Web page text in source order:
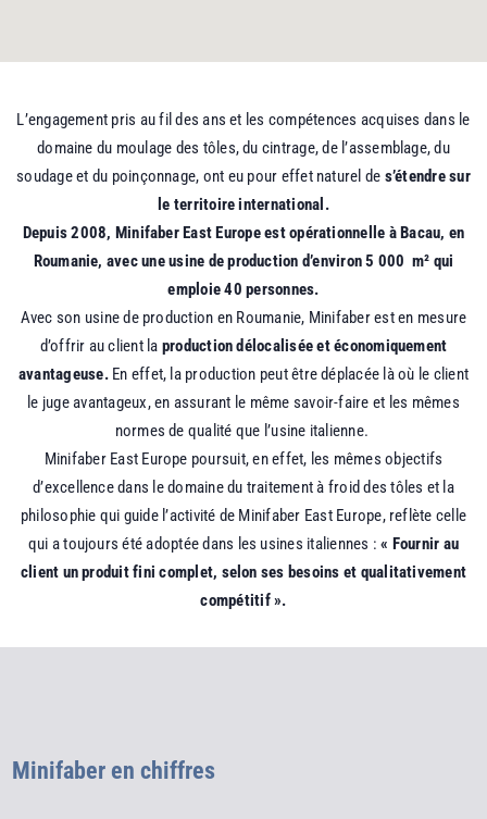
L’engagement pris au fil des ans et les compétences acquises dans le
domaine du moulage des tôles, du cintrage, de l’assemblage, du
soudage et du poinçonnage, ont eu pour effet naturel de s’étendre sur
le territoire international.
Depuis 2008, Minifaber East Europe est opérationnelle à Bacau, en
Roumanie, avec une usine de production d’environ 5 000 m² qui
emploie 40 personnes.
Avec son usine de production en Roumanie, Minifaber est en mesure
d’offrir au client la production délocalisée et économiquement
avantageuse.En effet, la production peut être déplacée là où le client
le juge avantageux, en assurant le même savoir-faire et les mêmes
normes de qualité que l’usine italienne.
Minifaber East Europe poursuit, en effet, les mêmes objectifs
d’excellence dans le domaine du traitement à froid des tôles et la
philosophie qui guide l’activité de Minifaber East Europe, reflète celle
qui a toujours été adoptée dans les usines italiennes :« Fournir au
client un produit fini complet, selon ses besoins et qualitativement
compétitif ».
Minifaber en chiffres